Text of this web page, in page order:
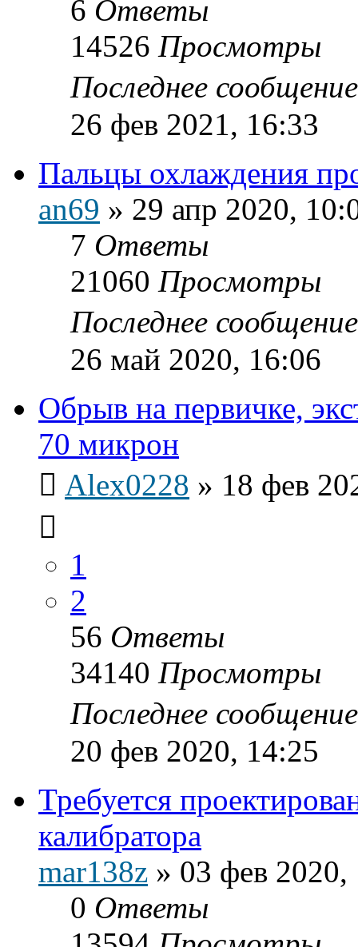
6 Ответы
14526 Просмотры
Последнее
26 фев 2021, 16:33
Пальцы охлаждения
an69 » 29 апр 2020,
7 Ответы
21060 Просмотры
Последнее
26 май 2020, 16:06
Обрыв на первичке,
70 микрон
Alex0228 » 18 фев
1
2
56 Ответы
34140 Просмотры
Последнее
20 фев 2020, 14:25
Требуется
калибратора
mar138z » 03 фев 2020,
0 Ответы